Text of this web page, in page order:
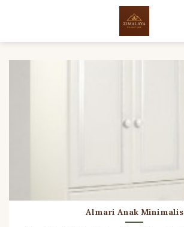
Almari Anak Minimalis